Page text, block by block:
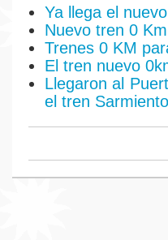
Ya llega el
Nuevo tren 0
Trenes 0 KM
El tren nuevo
Llegaron al
el tren Sarmiento